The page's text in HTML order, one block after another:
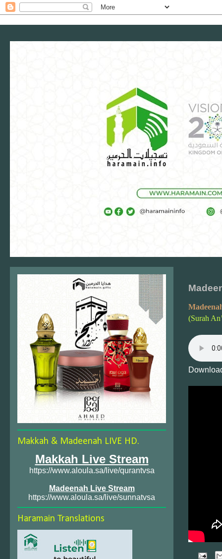
(Surah
Makkah & Madeenah LIVE HD.
Makkah Live Stream
https://www.aloula.sa/live/qurantvsa
Madeenah Live Stream
https://www.aloula.sa/live/sunnatvsa
Haramain Translations